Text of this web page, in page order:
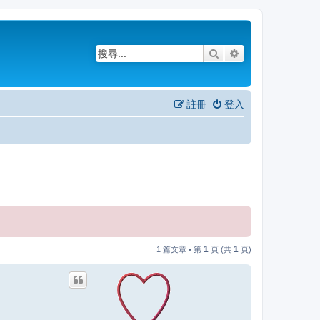
搜尋
登入
註冊
1 篇文章 • 第 1 頁 (共 1 頁)